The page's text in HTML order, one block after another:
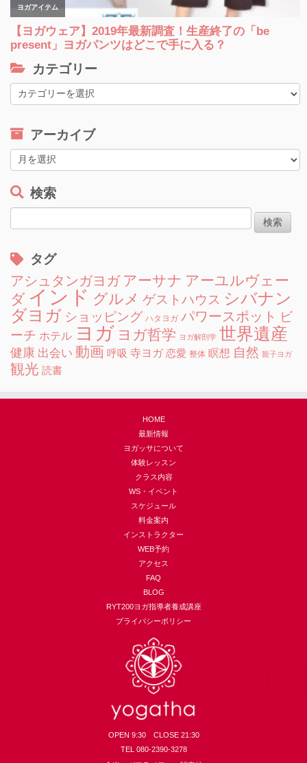
カテゴリー
カ
テ
リ
ー
アーカイブ
ー
カ
検索
索:
タグ
アシュタンガヨガ アーサナ アーユルヴェー
ダ インド グルメ ゲストハウス シバナン
ダヨガ ショッピング ハタヨガ パワースポット ビ
ーチ ホテル ヨガ ヨガ哲学 ヨガ解剖学 世界遺産
健康 出会い 動画 呼吸 寺ヨガ 恋愛 整体 瞑想 自然 親子ヨガ
観光 読書
HOME
最新情報
ヨガッサについて
体験レッスン
クラス内容
WS・イベント
スケジュール
料金案内
インストラクター
WEB予約
アクセス
FAQ
BLOG
RYT200ヨガ指導者養成講座
プライバシーポリシー
OPEN 9:30 CLOSE 21:30
TEL 080-2390-3278